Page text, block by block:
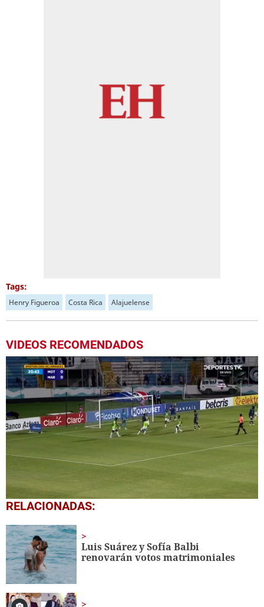
Tags:
Henry Figueroa Costa Rica Alajuelense
VIDEOS RECOMENDADOS
0
seconds
1
minute,
23
seconds
RELACIONADAS:
Luis Suárez y Sofía Balbi
renovarán votos matrimoniales